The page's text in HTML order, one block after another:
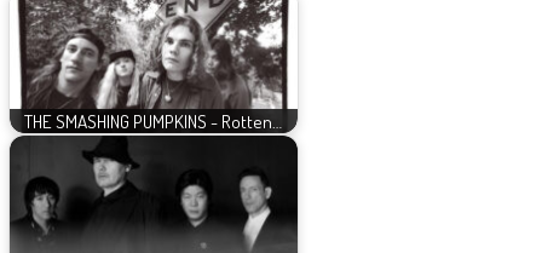
THE SMASHING PUMPKINS - Rotten…